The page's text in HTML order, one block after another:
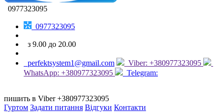
0977323095
0977323095
з 9.00 до 20.00
perfektsystem1@gmail.com
Viber: +380977323095
WhatsApp: +380977323095
Telegram:
пишить в Viber +380977323095
Гуртом Задати питання Відгуки Контакти